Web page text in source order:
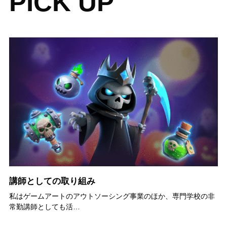
講師としての取り組み
私はゲームアートのアウトソーシング事業のほか、専門学校の非
常勤講師としても活…